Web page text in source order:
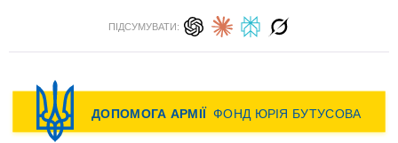
ПІДСУМУВАТИ: